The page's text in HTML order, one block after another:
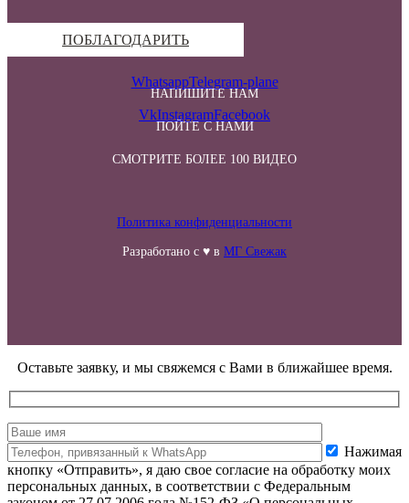
ПОБЛАГОДАРИТЬ
НАПИШИТЕ НАМ
WhatsappTelegram-plane
ПОЙТЕ С НАМИ
VkInstagramFacebook
СМОТРИТЕ БОЛЕЕ 100 ВИДЕО
Политика конфиденциальности
Разработано с ♥ в МГ Свежак
Оставьте заявку, и мы свяжемся с Вами в ближайшее время.
Нажимая
кнопку «Отправить», я даю свое согласие на обработку моих
персональных данных, в соответствии с Федеральным